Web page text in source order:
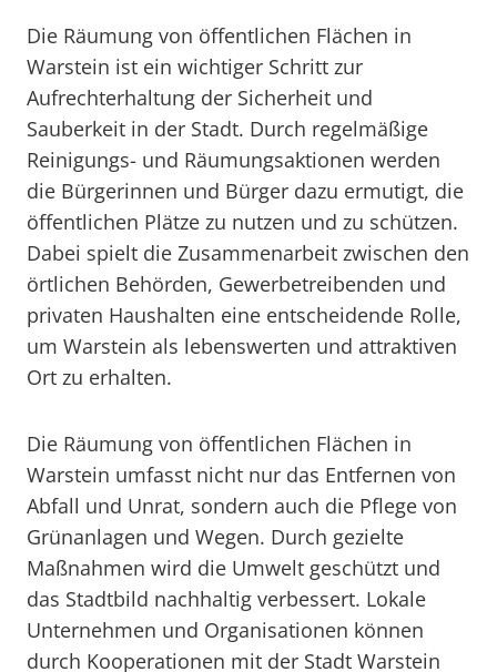
Die Räumung von öffentlichen Flächen in
Warstein ist ein wichtiger Schritt zur
Aufrechterhaltung der Sicherheit und
Sauberkeit in der Stadt. Durch regelmäßige
Reinigungs- und Räumungsaktionen werden
die Bürgerinnen und Bürger dazu ermutigt, die
öffentlichen Plätze zu nutzen und zu schützen.
Dabei spielt die Zusammenarbeit zwischen den
örtlichen Behörden, Gewerbetreibenden und
privaten Haushalten eine entscheidende Rolle,
um Warstein als lebenswerten und attraktiven
Ort zu erhalten.
Die Räumung von öffentlichen Flächen in
Warstein umfasst nicht nur das Entfernen von
Abfall und Unrat, sondern auch die Pflege von
Grünanlagen und Wegen. Durch gezielte
Maßnahmen wird die Umwelt geschützt und
das Stadtbild nachhaltig verbessert. Lokale
Unternehmen und Organisationen können
durch Kooperationen mit der Stadt Warstein